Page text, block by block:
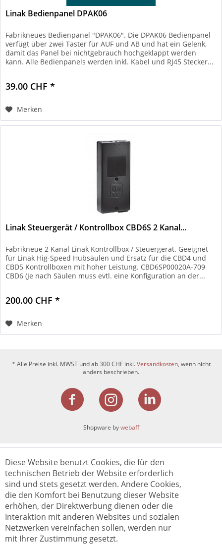
Linak Bedienpanel DPAK06
Fabrikneues Bedienpanel "DPAK06". Die DPAK06 Bedienpanel
verfügt über zwei Taster für AUF und AB und hat ein Gelenk,
damit das Panel bei nichtgebrauch hochgeklappt werden
kann. Alle Bedienpanels werden inkl. Kabel und RJ45 Stecker...
39.00 CHF *
Merken
Linak Steuergerät / Kontrollbox CBD6S 2 Kanal...
Fabrikneue 2 Kanal Linak Kontrollbox / Steuergerät. Geeignet
für Linak Hig-Speed Hubsäulen und Ersatz für die CBD4 und
CBD5 Kontrollboxen mit hoher Leistung. CBD6SP00020A-709
CBD6 (Je nach Säulen muss evtl. eine Konfiguration an der...
200.00 CHF *
Merken
* Alle Preise inkl. MWST und ab 300 CHF inkl.Versandkosten, wenn nicht
anders beschrieben.
Shopware bywebaff
Diese Website benutzt Cookies, die für den
technischen Betrieb der Website erforderlich
sind und stets gesetzt werden. Andere Cookies,
die den Komfort bei Benutzung dieser Website
erhöhen, der Direktwerbung dienen oder die
Interaktion mit anderen Websites und sozialen
Netzwerken vereinfachen sollen, werden nur
mit Ihrer Zustimmung gesetzt.